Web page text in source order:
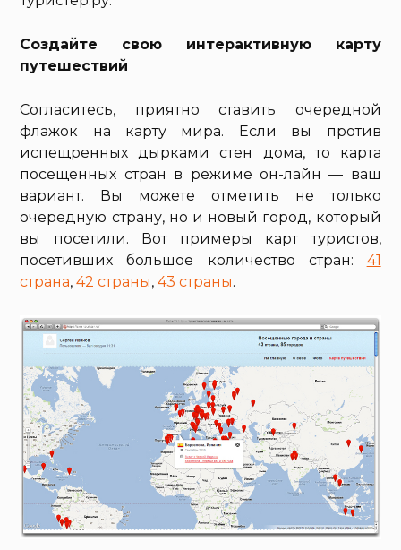
Создайте свою интерактивную карту
путешествий
Согласитесь, приятно ставить очередной
флажок на карту мира. Если вы против
испещренных дырками стен дома, то карта
посещенных стран в режиме он-лайн — ваш
вариант. Вы можете отметить не только
очередную страну, но и новый город, который
вы посетили. Вот примеры карт туристов,
посетивших большое количество стран: 41
страна,42 страны,43 страны.